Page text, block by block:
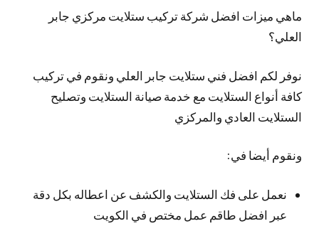
ماهي ميزات افضل شركة تركيب ستلايت مركزي جابر
العلي؟
نوفر لكم افضل فني ستلايت جابر العلي ونقوم في تركيب
كافة أنواع الستلايت مع خدمة صيانة الستلايت وتصليح
الستلايت العادي والمركزي
ونقوم أيضا في:
نعمل على فك الستلايت والكشف عن اعطاله بكل دقة
عبر افضل طاقم عمل مختص في الكويت